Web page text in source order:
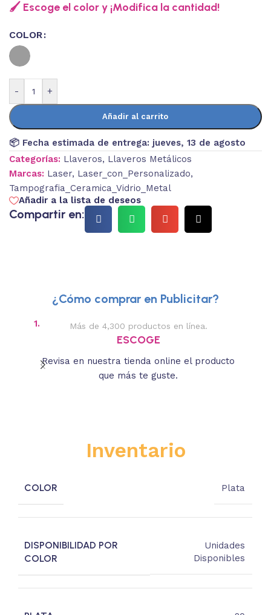
🖌️ Escoge el color y ¡Modifica la cantidad!
COLOR
- +
Añadir al carrito
📦 Fecha estimada de entrega: jueves, 13 de agosto
Categorías: Llaveros, Llaveros Metálicos
Marcas: Laser, Laser_con_Personalizado,
Tampografia_Ceramica_Vidrio_Metal
Añadir a la lista de deseos
Compartir en:
¿Cómo comprar en Publicitar?
1. Más de 4,300 productos en línea.
ESCOGE
Revisa en nuestra tienda online el producto
que más te guste.
Inventario
COLOR Plata
DISPONIBILIDAD POR
COLOR
Unidades
Disponibles